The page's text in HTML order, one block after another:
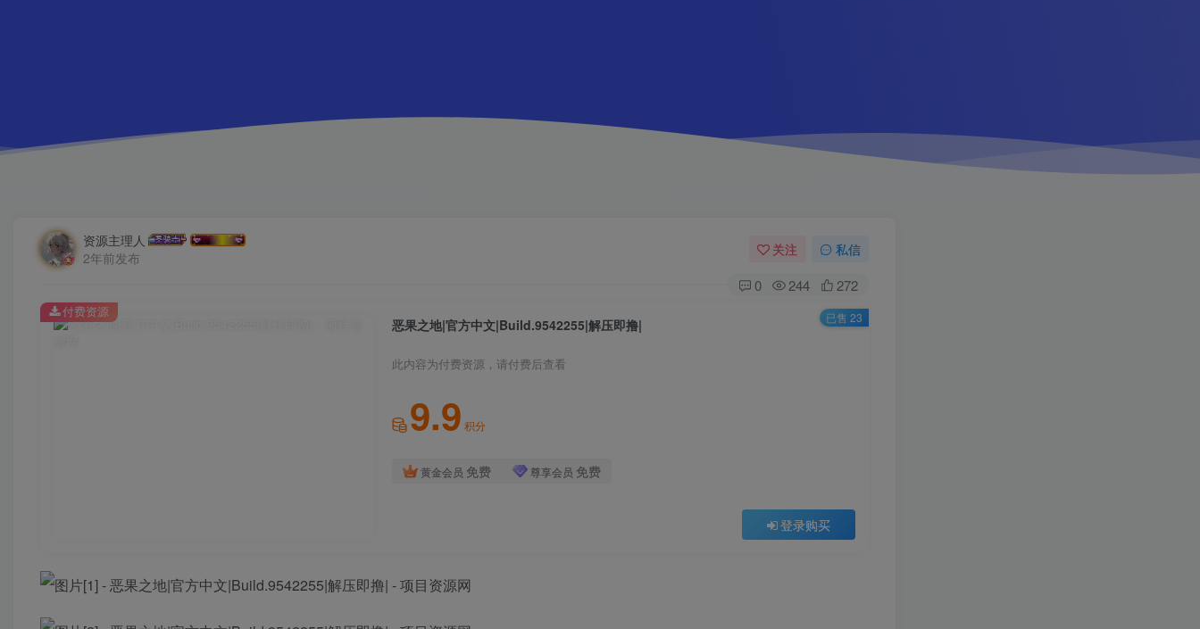
资源主理人
2年前发布
关注 私信
0 244 272
恶果之地|官方中文|Build.9542255|解压即撸|
此内容为付费资源，请付费后查看
9.9 积分
黄金会员 免费 尊享会员 免费
登录购买
付费资源 已售 23